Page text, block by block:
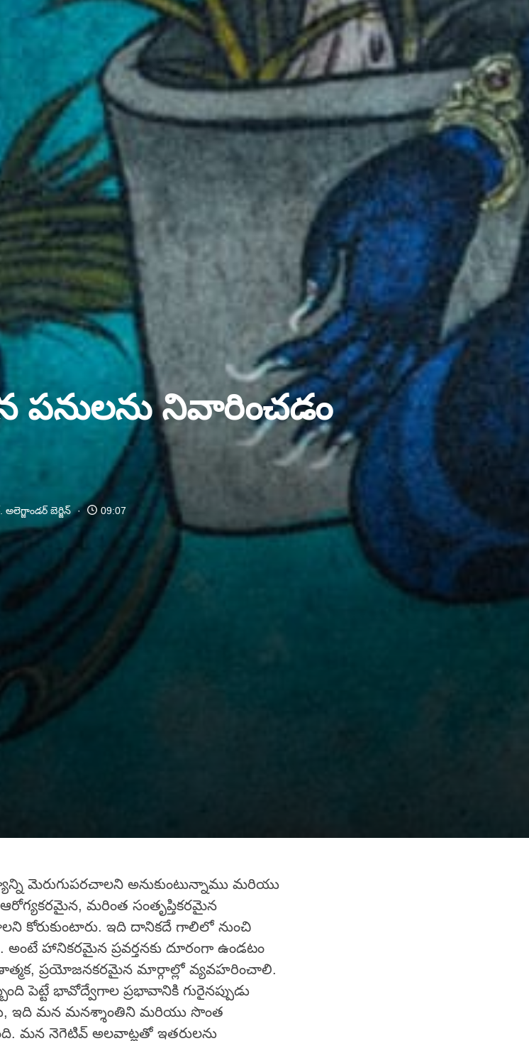
నివారించడం
అలెగ్జాండర్ బెర్జిన్ 09:07
మెరుగుపరచాలని అనుకుంటున్నాము మరియు
మరింత సంతృప్తికరమైన
కోరుకుంటారు. ఇది దానికదే గాలిలో నుంచి
హానికరమైన ప్రవర్తనకు దూరంగా ఉండటం
ప్రయోజనకరమైన మార్గాల్లో వ్యవహరించాలి.
పెట్టే భావోద్వేగాల ప్రభావానికి గురైనప్పుడు
ఇది మన మనశ్శాంతిని మరియు సొంత
మన నెగెటివ్ అలవాట్లతో ఇతరులను